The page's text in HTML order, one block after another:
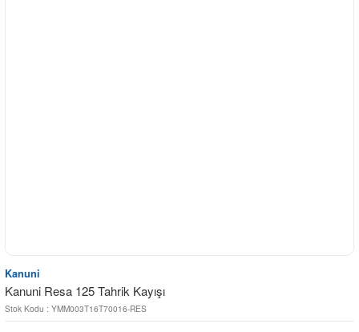
Kanuni
Kanuni Resa 125 Tahrik Kayışı
Stok Kodu : YMM003T16T70016-RES